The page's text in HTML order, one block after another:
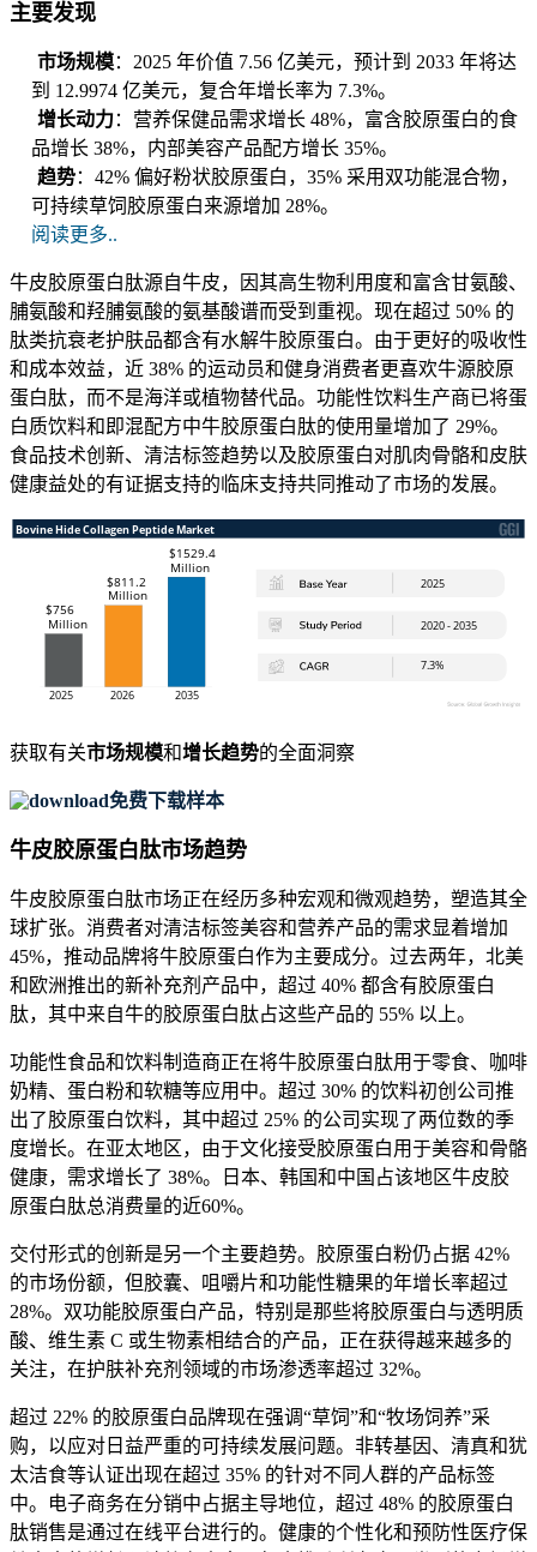
主要发现
市场规模：2025 年价值 7.56 亿美元，预计到 2033 年将达
到 12.9974 亿美元，复合年增长率为 7.3%。
增长动力：营养保健品需求增长 48%，富含胶原蛋白的食
品增长 38%，内部美容产品配方增长 35%。
趋势：42% 偏好粉状胶原蛋白，35% 采用双功能混合物，
可持续草饲胶原蛋白来源增加 28%。
阅读更多..
牛皮胶原蛋白肽源自牛皮，因其高生物利用度和富含甘氨酸、
脯氨酸和羟脯氨酸的氨基酸谱而受到重视。现在超过 50% 的
肽类抗衰老护肤品都含有水解牛胶原蛋白。由于更好的吸收性
和成本效益，近 38% 的运动员和健身消费者更喜欢牛源胶原
蛋白肽，而不是海洋或植物替代品。功能性饮料生产商已将蛋
白质饮料和即混配方中牛胶原蛋白肽的使用量增加了 29%。
食品技术创新、清洁标签趋势以及胶原蛋白对肌肉骨骼和皮肤
健康益处的有证据支持的临床支持共同推动了市场的发展。
获取有关市场规模和增长趋势的全面洞察
免费下载样本
牛皮胶原蛋白肽市场趋势
牛皮胶原蛋白肽市场正在经历多种宏观和微观趋势，塑造其全
球扩张。消费者对清洁标签美容和营养产品的需求显着增加
45%，推动品牌将牛胶原蛋白作为主要成分。过去两年，北美
和欧洲推出的新补充剂产品中，超过 40% 都含有胶原蛋白
肽，其中来自牛的胶原蛋白肽占这些产品的 55% 以上。
功能性食品和饮料制造商正在将牛胶原蛋白肽用于零食、咖啡
奶精、蛋白粉和软糖等应用中。超过 30% 的饮料初创公司推
出了胶原蛋白饮料，其中超过 25% 的公司实现了两位数的季
度增长。在亚太地区，由于文化接受胶原蛋白用于美容和骨骼
健康，需求增长了 38%。日本、韩国和中国占该地区牛皮胶
原蛋白肽总消费量的近60%。
交付形式的创新是另一个主要趋势。胶原蛋白粉仍占据 42%
的市场份额，但胶囊、咀嚼片和功能性糖果的年增长率超过
28%。双功能胶原蛋白产品，特别是那些将胶原蛋白与透明质
酸、维生素 C 或生物素相结合的产品，正在获得越来越多的
关注，在护肤补充剂领域的市场渗透率超过 32%。
超过 22% 的胶原蛋白品牌现在强调“草饲”和“牧场饲养”采
购，以应对日益严重的可持续发展问题。非转基因、清真和犹
太洁食等认证出现在超过 35% 的针对不同人群的产品标签
中。电子商务在分销中占据主导地位，超过 48% 的胶原蛋白
肽销售是通过在线平台进行的。健康的个性化和预防性医疗保